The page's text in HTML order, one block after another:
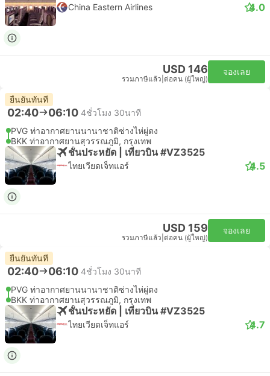
China Eastern Airlines 4.0
USD 146
รวมภาษีแล้ว ต่อคน (ผู้ใหญ่)
จองเลย
ยืนยันทันที
02:40 06:10 4ชั่วโมง 30นาที
PVG ท่าอากาศยานนานาชาติซ่างไห่ผู่ตง
BKK ท่าอากาศยานสุวรรณภูมิ, กรุงเทพ
ชั้นประหยัด | เที่ยวบิน #VZ3525
ไทยเวียดเจ็ทแอร์ 4.5
USD 159
รวมภาษีแล้ว ต่อคน (ผู้ใหญ่)
จองเลย
ยืนยันทันที
02:40 06:10 4ชั่วโมง 30นาที
PVG ท่าอากาศยานนานาชาติซ่างไห่ผู่ตง
BKK ท่าอากาศยานสุวรรณภูมิ, กรุงเทพ
ชั้นประหยัด | เที่ยวบิน #VZ3525
ไทยเวียดเจ็ทแอร์ 4.7